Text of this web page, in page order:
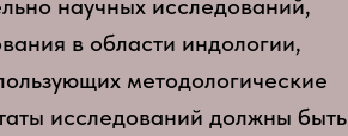
научных исследований,
в области индологии,
методологические
исследований должны быть